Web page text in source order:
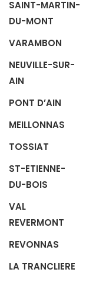
SAINT-MARTIN-
DU-MONT
VARAMBON
NEUVILLE-SUR-
AIN
PONT D’AIN
MEILLONNAS
TOSSIAT
ST-ETIENNE-
DU-BOIS
VAL
REVERMONT
REVONNAS
LA TRANCLIERE